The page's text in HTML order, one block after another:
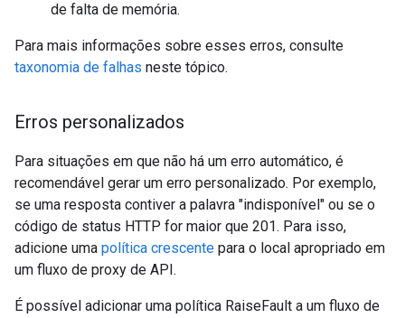
de falta de memória.
Para mais informações sobre esses erros, consulte
taxonomia de falhas neste tópico.
Erros personalizados
Para situações em que não há um erro automático, é
recomendável gerar um erro personalizado. Por exemplo,
se uma resposta contiver a palavra "indisponível" ou se o
código de status HTTP for maior que 201. Para isso,
adicione uma política crescente para o local apropriado em
um fluxo de proxy de API.
É possível adicionar uma política RaiseFault a um fluxo de